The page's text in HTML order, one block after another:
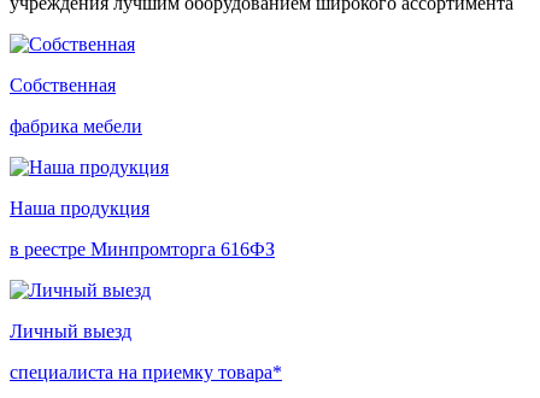
Собственная
фабрика мебели
Наша продукция
в реестре Минпромторга 616ФЗ
Личный выезд
специалиста на приемку товара*